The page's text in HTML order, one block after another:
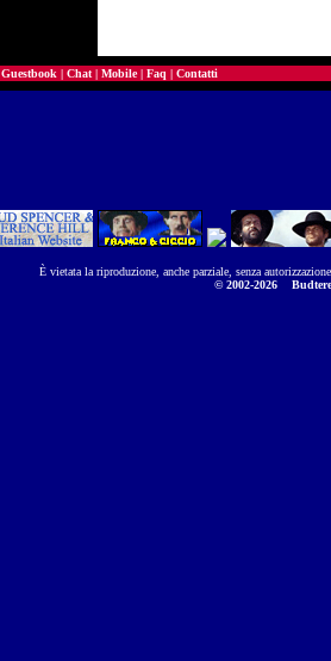
Guestbook | Chat | Mobile| Faq | Contatti
È vietata la riproduzione, anche parziale, senza
© 2002-2026